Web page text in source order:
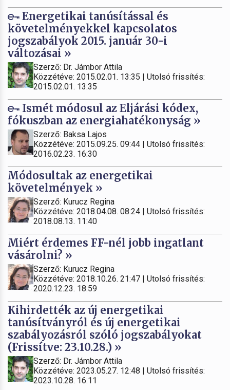
Energetikai tanúsítással és
követelményekkel kapcsolatos
jogszabályok 2015. január 30-i
változásai »
Szerző: Dr. Jámbor Attila
Közzétéve: 2015.02.01. 13:35 | Utolsó frissítés:
2015.02.01. 13:35
Ismét módosul az Eljárási kódex,
fókuszban az energiahatékonyság »
Szerző: Baksa Lajos
Közzétéve: 2015.09.25. 09:44 | Utolsó frissítés:
2016.02.23. 16:30
Módosultak az energetikai
követelmények »
Szerző: Kurucz Regina
Közzétéve: 2018.04.08. 08:24 | Utolsó frissítés:
2018.08.13. 11:40
Miért érdemes FF-nél jobb ingatlant
vásárolni? »
Szerző: Kurucz Regina
Közzétéve: 2018.10.26. 21:47 | Utolsó frissítés:
2020.12.23. 18:59
Kihirdették az új energetikai
tanúsítványról és új energetikai
szabályozásról szóló jogszabályokat
(Frissítve: 23.10.28.) »
Szerző: Dr. Jámbor Attila
Közzétéve: 2023.05.27. 12:48 | Utolsó frissítés:
2023.10.28. 16:11